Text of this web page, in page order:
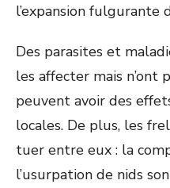
l’expansion fulgurante
Des parasites et
les affecter mais n’ont
peuvent avoir des
locales. De plus, les
tuer entre eux : la
l’usurpation de nids